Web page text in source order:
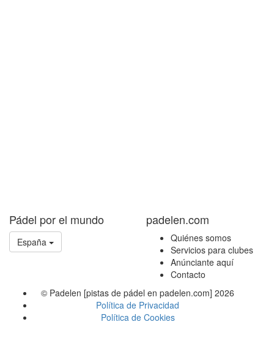
Pádel por el mundo
España
padelen.com
Quiénes somos
Servicios para clubes
Anúnciante aquí
Contacto
© Padelen [pistas de pádel en padelen.com] 2026
Política de Privacidad
Política de Cookies